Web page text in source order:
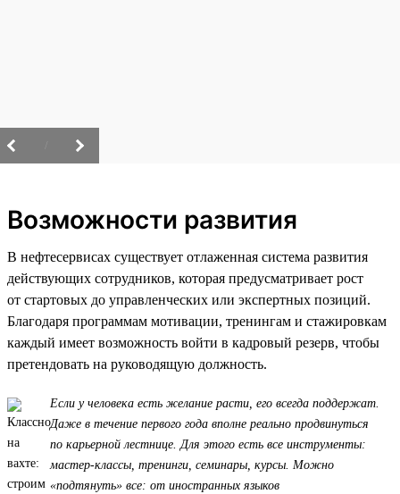
Возможности развития
В нефтесервисах существует отлаженная система развития
действующих сотрудников, которая предусматривает рост
от стартовых до управленческих или экспертных позиций.
Благодаря программам мотивации, тренингам и стажировкам
каждый имеет возможность войти в кадровый резерв, чтобы
претендовать на руководящую должность.
Если у человека есть желание расти, его всегда поддержат.
Даже в течение первого года вполне реально продвинуться
по карьерной лестнице. Для этого есть все инструменты:
мастер-классы, тренинги, семинары, курсы. Можно
«подтянуть» все: от иностранных языков